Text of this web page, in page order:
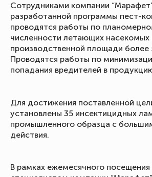
Сотрудниками компании
разработанной программы пест-
проводятся работы по
численности летающих насекомых
производственной площади более
Проводятся работы по
попадания вредителей в
Для достижения поставленной
установлены 35 инсектицидных
промышленного образца с
действия.
В рамках ежемесячного посещения